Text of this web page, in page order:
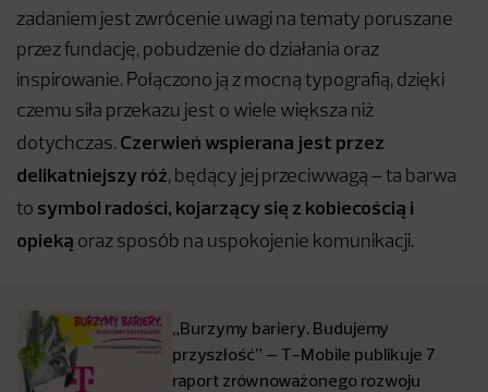
zadaniem jest zwrócenie uwagi na tematy poruszane
przez fundację, pobudzenie do działania oraz
inspirowanie. Połączono ją z mocną typografią, dzięki
czemu siła przekazu jest o wiele większa niż
dotychczas. Czerwień wspierana jest przez
delikatniejszy róż, będący jej przeciwwagą – ta barwa
to symbol radości, kojarzący się z kobiecością i
opieką oraz sposób na uspokojenie komunikacji.
„Burzymy bariery. Budujemy
przyszłość” – T-Mobile publikuje 7
raport zrównoważonego rozwoju